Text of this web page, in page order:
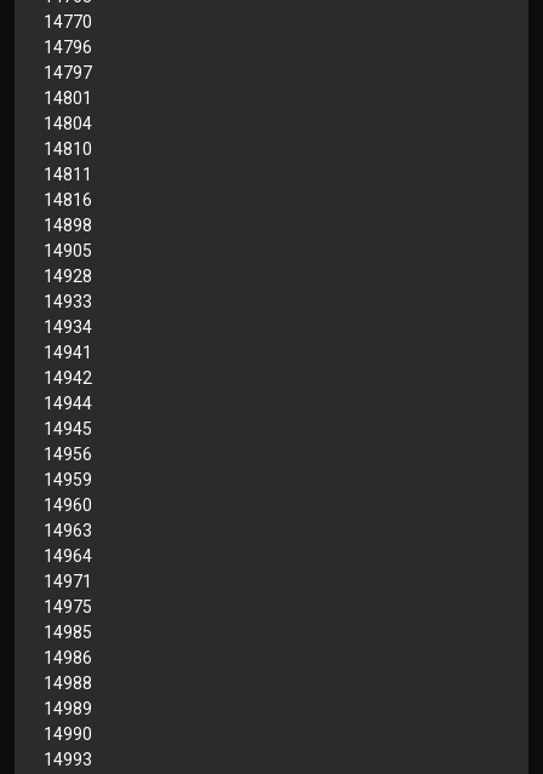
14770
14796
14797
14801
14804
14810
14811
14816
14898
14905
14928
14933
14934
14941
14942
14944
14945
14956
14959
14960
14963
14964
14971
14975
14985
14986
14988
14989
14990
14993